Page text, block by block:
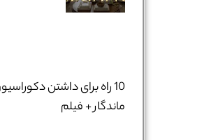
10 راه برای داشتن
ماندگار + فیلم